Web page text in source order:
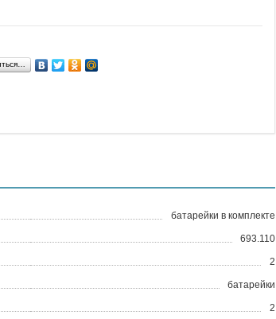
батарейки в комплекте
693.110
2
батарейки
2